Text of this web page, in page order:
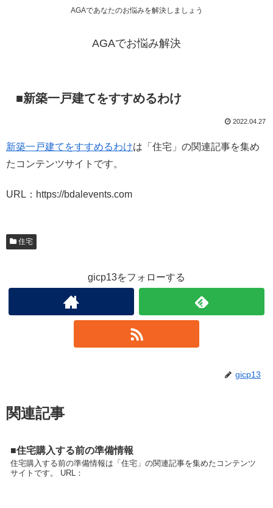
AGAであなたのお悩みを解決しましょう
AGAでお悩み解決
■新築一戸建てをすすめるわけ
2022.04.27
新築一戸建てをすすめるわけは「住宅」の関連記事を集め
たコンテンツサイトです。
URL：https://bdalevents.com
住宅
gicp13をフォローする
gicp13
関連記事
■住宅購入する前の準備情報
住宅購入する前の準備情報は「住宅」の関連記事を集めたコンテンツ
サイトです。 URL：